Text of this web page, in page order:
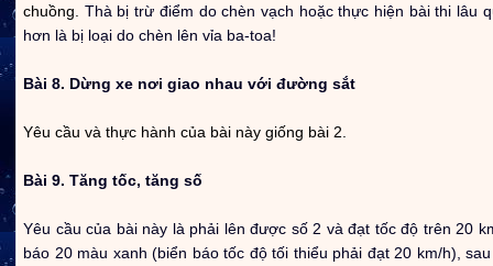
chuồng. Thà bị trừ điểm do chèn vạch hoặc thực hiện bài thi lâu
hơn là bị loại do chèn lên vỉa ba-toa!
Bài 8. Dừng xe nơi giao nhau với đường sắt
Yêu cầu và thực hành của bài này giống bài 2.
Bài 9. Tăng tốc, tăng số
Yêu cầu của bài này là phải lên được số 2 và đạt tốc độ trên 20
báo 20 màu xanh (biển báo tốc độ tối thiểu phải đạt 20 km/h),